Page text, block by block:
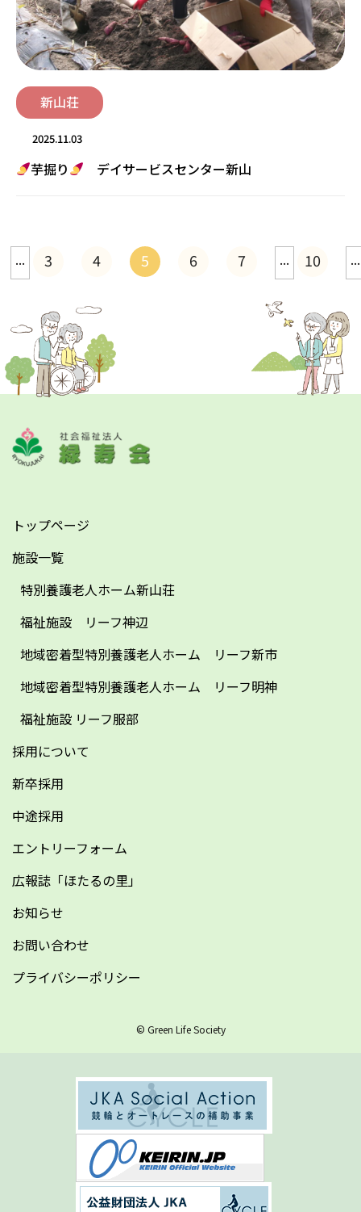
新山荘
2025.11.03
芋掘り デイサービスセンター新山
... 3 4 5 6 7 ... 10 ...
トップページ
施設一覧
特別養護老人ホーム新山荘
福祉施設 リーフ神辺
地域密着型特別養護老人ホーム リーフ新市
地域密着型特別養護老人ホーム リーフ明神
福祉施設 リーフ服部
採用について
新卒採用
中途採用
エントリーフォーム
広報誌「ほたるの里」
お知らせ
お問い合わせ
プライバシーポリシー
© Green Life Society